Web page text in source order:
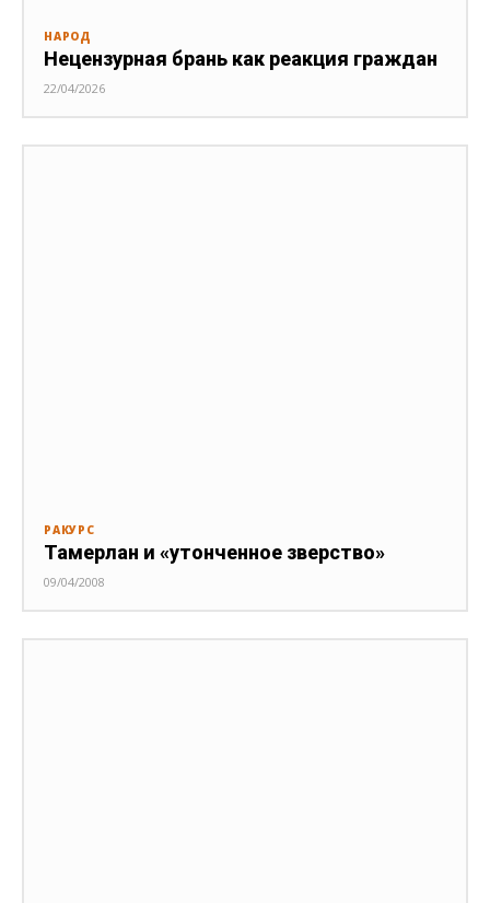
НАРОД
Нецензурная брань как реакция граждан
22/04/2026
РАКУРС
Тамерлан и «утонченное зверство»
09/04/2008